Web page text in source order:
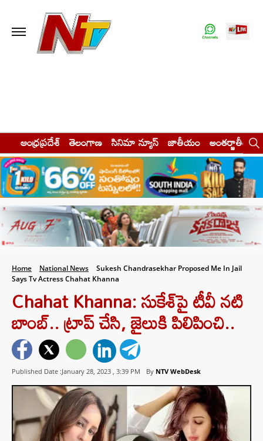
ఆంధ్రప్రదేశ్ తెలంగాణ సినిమా న్యూస్ జాతీయం అంతర్జాతీయం
Home National News
Sukesh Chandrasekhar Proposed Me In Jail
Says Tv Actress Chahat Khanna
Chahat Khanna: సుకేశ్‌పై టీవీ నటి
బాంబ్.. ట్రాప్ చేసి, జైలుకి పిలిపించి..
Published Date :January 28, 2023 , 3:39 PM By NTV WebDesk